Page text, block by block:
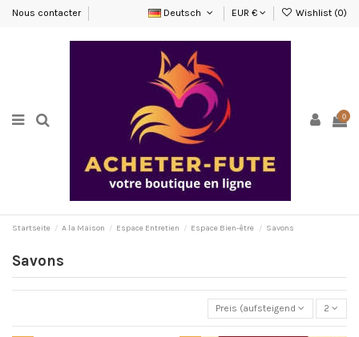
Nous contacter Deutsch EUR € Wishlist (0)
0
Startseite A la Maison Espace Entretien Espace Bien-être Savons
Savons
Preis (aufsteigend) 2